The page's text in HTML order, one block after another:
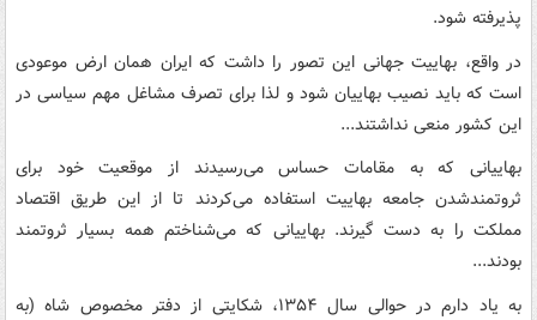
پذیرفته شود.
در واقع، بهاییت جهانی این تصور را داشت که ایران همان ارض موعودی
است که باید نصیب بهاییان شود و لذا برای تصرف مشاغل مهم سیاسی در
این کشور منعی نداشتند...
بهاییانی که به مقامات حساس می‌رسیدند از موقعیت خود برای
ثروتمندشدن جامعه بهاییت استفاده می‌کردند تا از این طریق اقتصاد
مملکت را به دست گیرند. بهاییانی که می‌شناختم همه بسیار ثروتمند
بودند...
به یاد دارم در حوالی سال ۱۳۵۴، شکایتی از دفتر مخصوص شاه (به